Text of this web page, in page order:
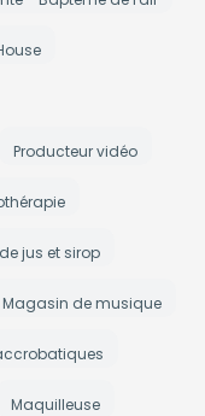
Producteur vidéo
jus et sirop
Magasin de musique
Maquilleuse